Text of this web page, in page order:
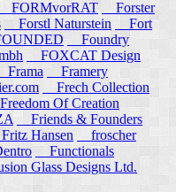
FORMvorRAT
Forster
Forstl Naturstein
Fort
Foundry
FOXCAT Design
Frama
Framery
Frech Collection
Of Creation
Friends & Founders
Hansen
froscher
Functionals
Glass Designs Ltd.